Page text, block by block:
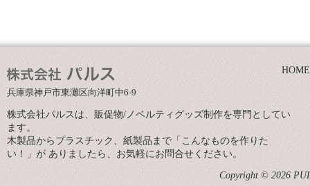
兵庫県神戸市東灘区向洋町中6-9
HOME
株式会社パルスは、販促物/ノベルティグッズ制作を専門としてい
ます。
木製品からプラスチック、紙製品まで「こんなものを作りた
い！」が ありましたら、お気軽にお問合せください。
Copyright © 2026